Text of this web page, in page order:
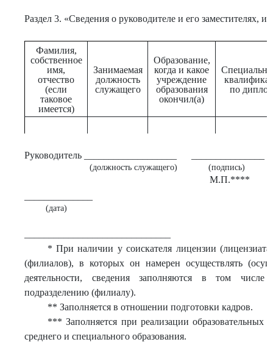
Раздел 3. «Сведения о руководителе и его заместителях,
Фамилия,
собственное
имя,
отчество
(если
таковое
имеется)
Занимаемая
должность
служащего
Образование,
когда и какое
учреждение
образования
окончил(а)
по
Руководитель ___________________
(должность служащего) (подпись)
М.П.****
(дата)
* При наличии у соискателя лицензии
(филиалов), в которых он намерен осуществлять
деятельности, сведения заполняются в том
подразделению (филиалу).
** Заполняется в отношении подготовки кадров.
*** Заполняется при реализации образовательных
среднего и специального образования.